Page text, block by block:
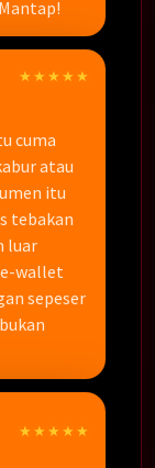
★★★★★
cuma
atau
itu
tebakan
luar
e-wallet
sepeser
★★★★★